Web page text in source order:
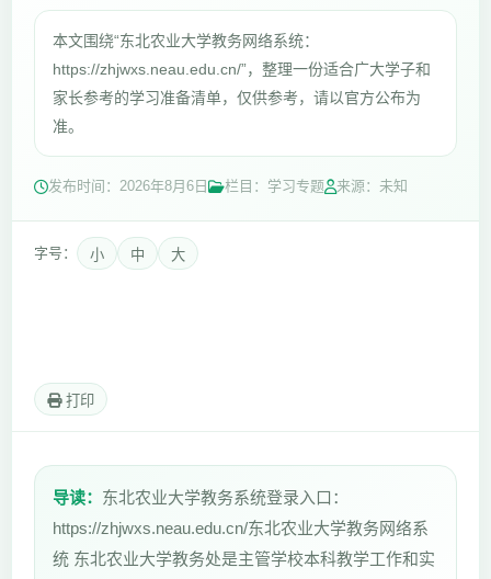
本文围绕“东北农业大学教务网络系统：
https://zhjwxs.neau.edu.cn/”，整理一份适合广大学子和
家长参考的学习准备清单，仅供参考，请以官方公布为
准。
发布时间： 2026年8月6日 栏目：学习专题 来源：未知
字号： 小 中 大
打印
导读： 东北农业大学教务系统登录入口：
https://zhjwxs.neau.edu.cn/东北农业大学教务网络系
统 东北农业大学教务处是主管学校本科教学工作和实